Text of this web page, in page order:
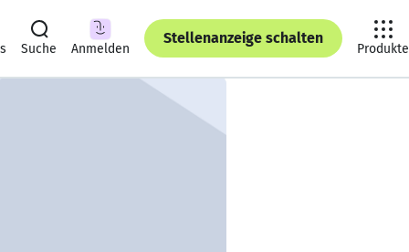
Suche Anmelden
Stellenanzeige schalten
Produkte